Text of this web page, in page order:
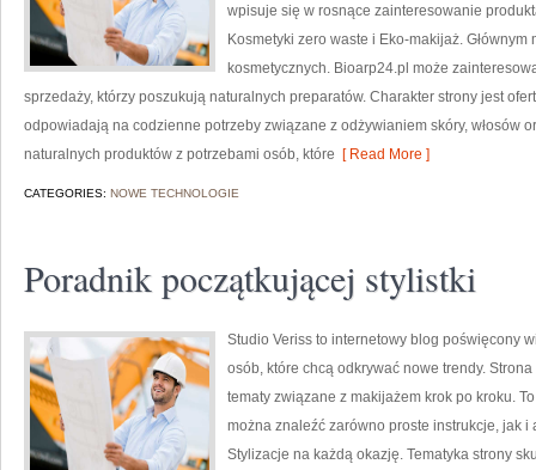
wpisuje się w rosnące zainteresowanie
Kosmetyki zero waste i Eko-makijaż.
kosmetycznych. Bioarp24.pl może
sprzedaży, którzy poszukują naturalnych preparatów. Charakter strony jest
odpowiadają na codzienne potrzeby związane z odżywianiem skóry, włosów
naturalnych produktów z potrzebami osób, które [ Read More ]
CATEGORIES: NOWE TECHNOLOGIE
Poradnik początkującej stylistki
Studio Veriss to internetowy blog poświęcony
osób, które chcą odkrywać nowe trendy.
tematy związane z makijażem krok po kroku.
można znaleźć zarówno proste instrukcje, jak
Stylizacje na każdą okazję. Tematyka strony